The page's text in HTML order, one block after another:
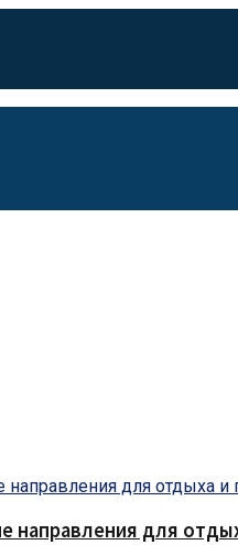
направления для